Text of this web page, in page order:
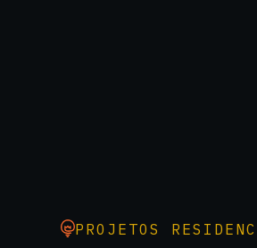
PROJETOS